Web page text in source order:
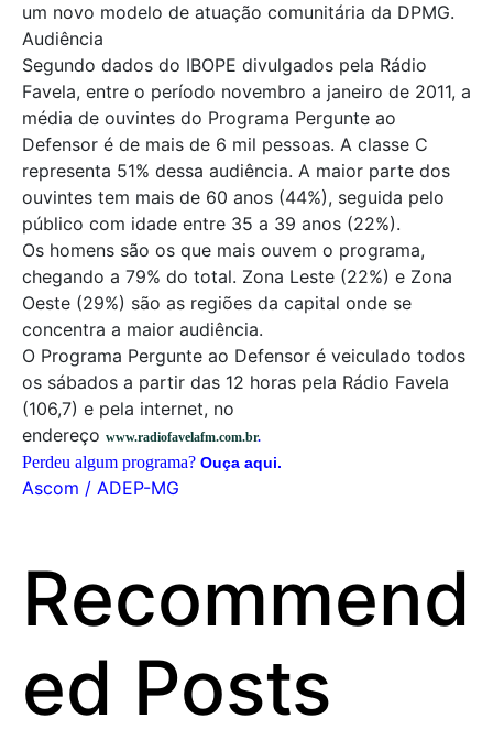
um novo modelo de atuação comunitária da DPMG.
Audiência
Segundo dados do IBOPE divulgados pela Rádio
Favela, entre o período novembro a janeiro de 2011, a
média de ouvintes do Programa Pergunte ao
Defensor é de mais de 6 mil pessoas. A classe C
representa 51% dessa audiência. A maior parte dos
ouvintes tem mais de 60 anos (44%), seguida pelo
público com idade entre 35 a 39 anos (22%).
Os homens são os que mais ouvem o programa,
chegando a 79% do total. Zona Leste (22%) e Zona
Oeste (29%) são as regiões da capital onde se
concentra a maior audiência.
O Programa Pergunte ao Defensor é veiculado todos
os sábados a partir das 12 horas pela Rádio Favela
(106,7) e pela internet, no
endereço www.radiofavelafm.com.br.
Perdeu algum programa? Ouça aqui.
Ascom / ADEP-MG
Recommend
ed Posts